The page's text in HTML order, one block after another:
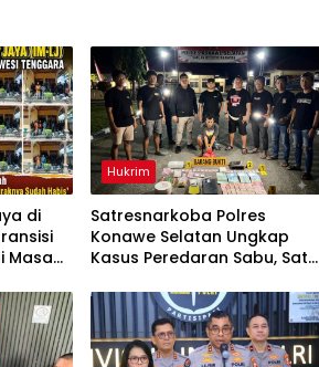
di
Masa
Hukrim
Satresnarkoba Polres
Konawe Selatan Ungkap
Kasus Peredaran Sabu, Satu
Diamankan